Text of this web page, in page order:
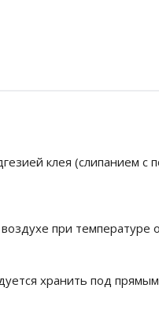
клея (слипанием с
при температуре
хранить под